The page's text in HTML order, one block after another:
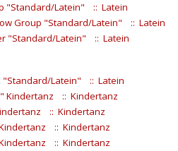
"Standard/Latein"
:: Latein
Group "Standard/Latein"
:: Latein
"Standard/Latein" :: Latein
"Standard/Latein"
:: Latein
Kindertanz
:: Kindertanz
:: Kindertanz
:: Kindertanz
:: Kindertanz